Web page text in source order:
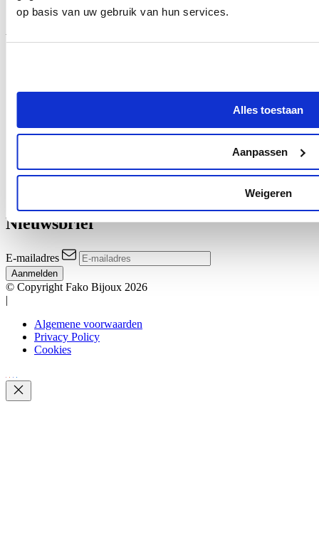
op basis van uw gebruik van hun services.
Alles toestaan
Aanpassen
Weigeren
Assortiment
Cadeauverpakkingen
Fashion
Zonnebrillen
Overige
Nieuwsbrief
E-mailadres
Aanmelden
© Copyright Fako Bijoux 2026
|
Algemene voorwaarden
Privacy Policy
Cookies